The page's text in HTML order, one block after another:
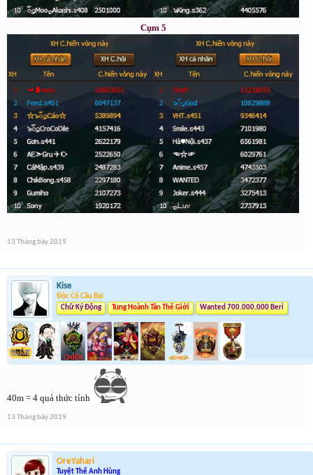
Cụm 5
13 Tháng bảy 2019
Kise
Độc Cô Cầu Bại
Chữ Ký Động
Tung Hoành Tân Thế Giới Wanted 700.000.000 Beri
40m = 4 quả thức tỉnh
13 Tháng bảy 2019
OreYahari
Tuyệt Thế Anh Hùng